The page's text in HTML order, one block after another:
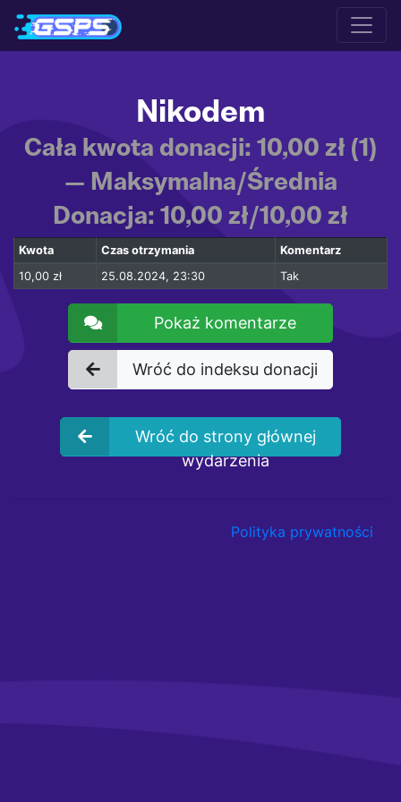
Nikodem
Cała kwota donacji: 10,00 zł (1)
— Maksymalna/Średnia
Donacja: 10,00 zł/10,00 zł
Kwota Czas otrzymania
Komentarz
10,00 zł
25.08.2024, 23:30 Tak
Pokaż komentarze
Wróć do indeksu donacji
Wróć do strony głównej
wydarzenia
Polityka prywatności